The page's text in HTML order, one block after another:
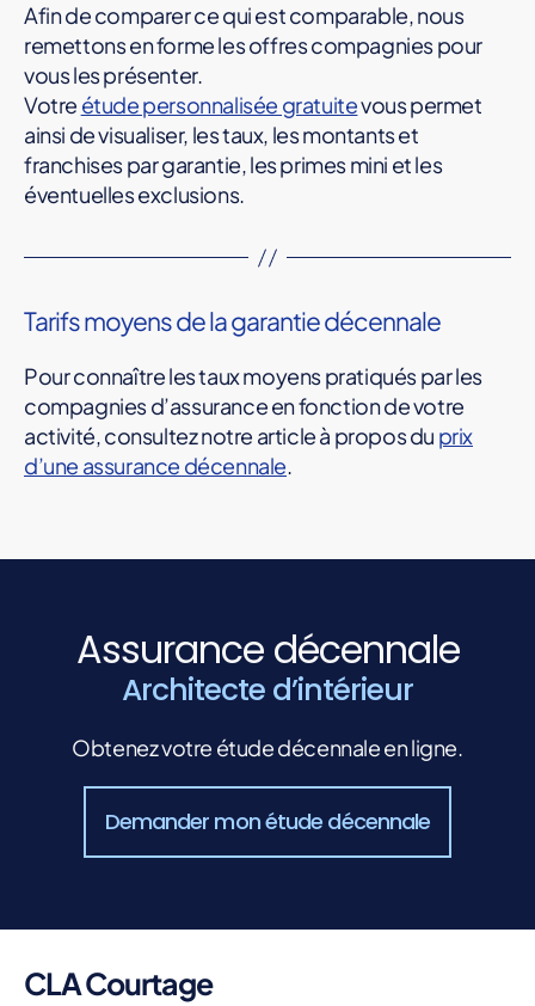
Afin de comparer ce qui est comparable, nous
remettons en forme les offres compagnies pour
vous les présenter.
Votre étude personnalisée gratuitevous permet
ainsi de visualiser, les taux, les montants et
franchises par garantie, les primes mini et les
éventuelles exclusions.
Tarifs moyens de la garantie décennale
Pour connaître les taux moyens pratiqués par les
compagnies d’assurance en fonction de votre
activité, consultez notre article à propos du prix
d’une assurance décennale.
Assurance décennale
Architecte d’intérieur
Obtenez votre étude décennale en ligne.
Demander mon étude décennale
CLA Courtage